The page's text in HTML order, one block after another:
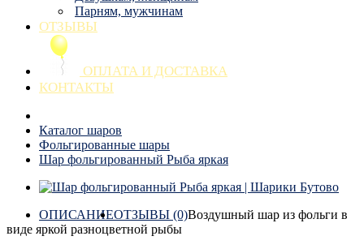
Парням, мужчинам
ОТЗЫВЫ
ОПЛАТА И ДОСТАВКА
КОНТАКТЫ
Каталог шаров
Фольгированные шары
Шар фольгированный Рыба яркая
ОПИСАНИЕОТЗЫВЫ (0)Воздушный шар из фольги в
виде яркой разноцветной рыбы